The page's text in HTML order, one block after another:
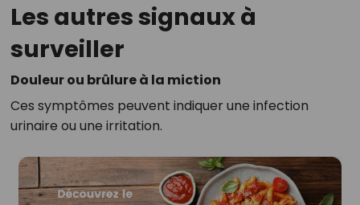
Les autres signaux à
surveiller
Douleur ou brûlure à la miction
Ces symptômes peuvent indiquer une infection
urinaire ou une irritation.